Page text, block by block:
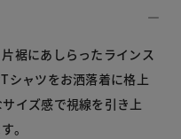
裾にあしらったラインス
シャツをお洒落着に格上
イズ感で視線を引き上
。